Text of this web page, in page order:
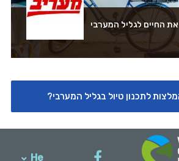
החיים לגליל המערבי
לתכנון טיול בגליל המערבי?
He